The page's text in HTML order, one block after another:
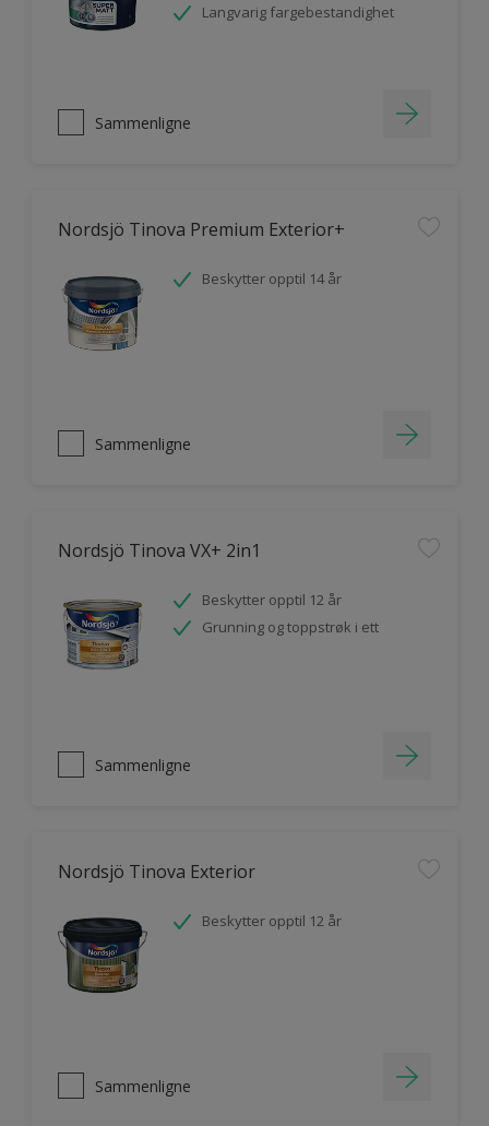
Langvarig fargebestandighet
Sammenligne
Nordsjö Tinova Premium Exterior+
Beskytter opptil 14 år
Sammenligne
Nordsjö Tinova VX+ 2in1
Beskytter opptil 12 år
Grunning og toppstrøk i ett
Sammenligne
Nordsjö Tinova Exterior
Beskytter opptil 12 år
Sammenligne